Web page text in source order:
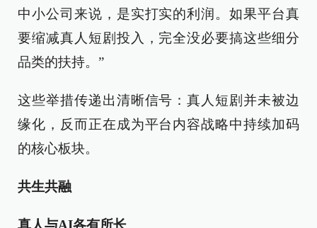
中小公司来说，是实打实的利润。如果平台真
要缩减真人短剧投入，完全没必要搞这些细分
品类的扶持。”
这些举措传递出清晰信号：真人短剧并未被边
缘化，反而正在成为平台内容战略中持续加码
的核心板块。
共生共融
真人与AI各有所长